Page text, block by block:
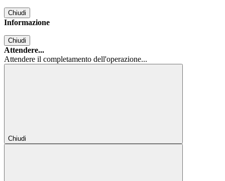
Chiudi
Informazione
Chiudi
Attendere...
Attendere il completamento dell'operazione...
Chiudi